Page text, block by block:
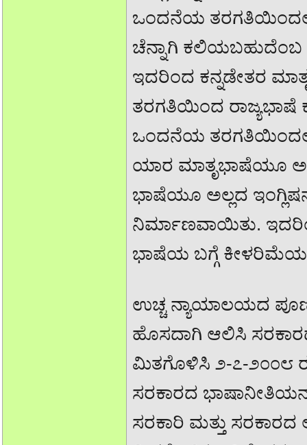
ಒಂದನೆಯ ತರಗತಿಯಿಂದಲೇ
ಚೆನ್ನಾಗಿ ಕಲಿಯಬಹುದೆಂಬ
ಇದರಿಂದ ಕನ್ನಡೇತರ
ತರಗತಿಯಿಂದ ರಾಜ್ಯಭಾಷೆ
ಒಂದನೆಯ ತರಗತಿಯಿಂದಲೇ
ಯಾರ ಮಾತೃಭಾಷೆಯೂ
ಭಾಷೆಯೂ ಅಲ್ಲದ
ನಿರ್ಮಾಣವಾಯಿತು.
ಭಾಷೆಯ ಬಗ್ಗೆ
ಉಚ್ಚ ನ್ಯಾಯಾಲಯದ
ಹೊಸದಾಗಿ ಆಲಿಸಿ
ಮಿತಗೊಳಿಸಿ ೨-೭-೨೦೦೮
ಸರಕಾರದ
ಸರಕಾರಿ ಮತ್ತು